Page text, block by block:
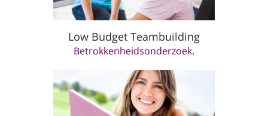
Low Budget Teambuilding
Betrokkenheidsonderzoek.